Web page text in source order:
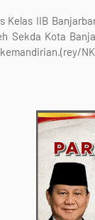
Kelas IIB
Sekda Kota